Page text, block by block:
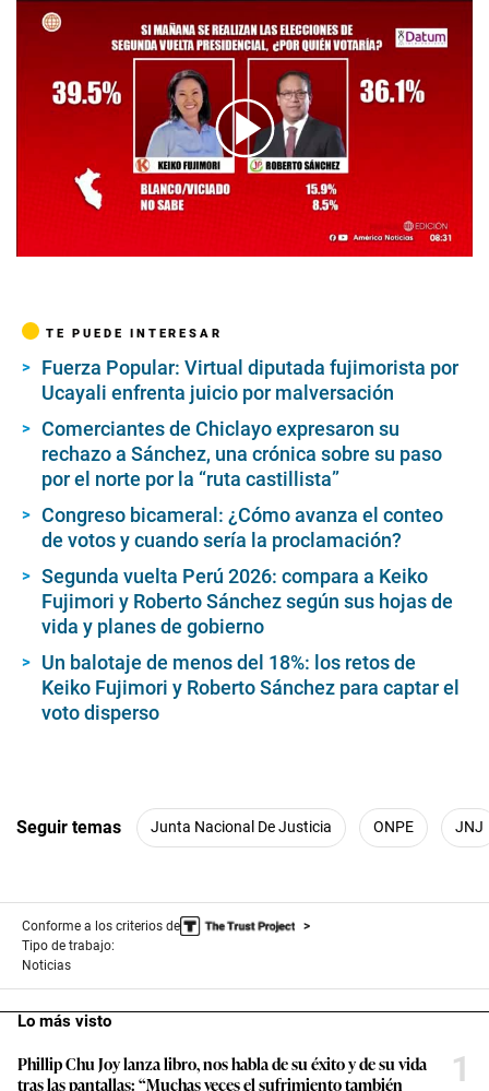
TE PUEDE INTERESAR
Fuerza Popular: Virtual diputada fujimorista por
Ucayali enfrenta juicio por malversación
Comerciantes de Chiclayo expresaron su
rechazo a Sánchez, una crónica sobre su paso
por el norte por la “ruta castillista”
Congreso bicameral: ¿Cómo avanza el conteo
de votos y cuando sería la proclamación?
Segunda vuelta Perú 2026: compara a Keiko
Fujimori y Roberto Sánchez según sus hojas de
vida y planes de gobierno
Un balotaje de menos del 18%: los retos de
Keiko Fujimori y Roberto Sánchez para captar el
voto disperso
Seguir temas Junta Nacional De Justicia ONPE JNJ
Conforme a los criterios de
Tipo de trabajo:
Noticias
Lo más visto
Phillip Chu Joy lanza libro, nos habla de su éxito y de su vida
tras las pantallas: “Muchas veces el sufrimiento también
1